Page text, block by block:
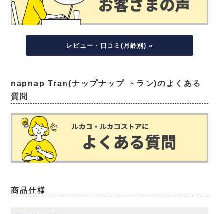
レビュー・口コミ(月齢別) »
napnap Tran(ナップナップ トラン)のよくある
質問
商品仕様